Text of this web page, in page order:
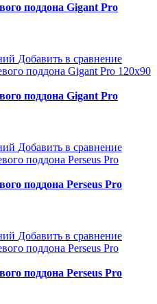
поддона Gigant Pro
Добавить в сравнение
поддона Gigant Pro
Добавить в сравнение
поддона Perseus Pro
Добавить в сравнение
поддона Perseus Pro